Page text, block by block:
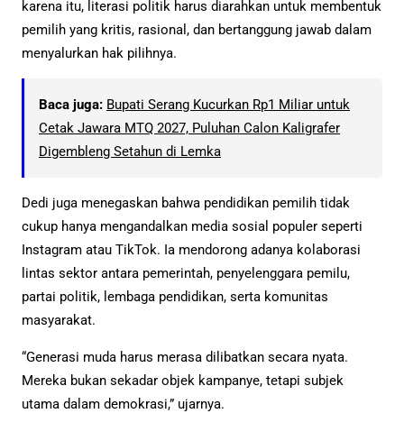
karena itu, literasi politik harus diarahkan untuk membentuk
pemilih yang kritis, rasional, dan bertanggung jawab dalam
menyalurkan hak pilihnya.
Baca juga: Bupati Serang Kucurkan Rp1 Miliar untuk
Cetak Jawara MTQ 2027, Puluhan Calon Kaligrafer
Digembleng Setahun di Lemka
Dedi juga menegaskan bahwa pendidikan pemilih tidak
cukup hanya mengandalkan media sosial populer seperti
Instagram atau TikTok. Ia mendorong adanya kolaborasi
lintas sektor antara pemerintah, penyelenggara pemilu,
partai politik, lembaga pendidikan, serta komunitas
masyarakat.
“Generasi muda harus merasa dilibatkan secara nyata.
Mereka bukan sekadar objek kampanye, tetapi subjek
utama dalam demokrasi,” ujarnya.